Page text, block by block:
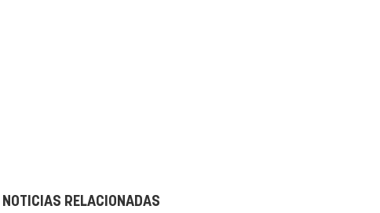
NOTICIAS RELACIONADAS